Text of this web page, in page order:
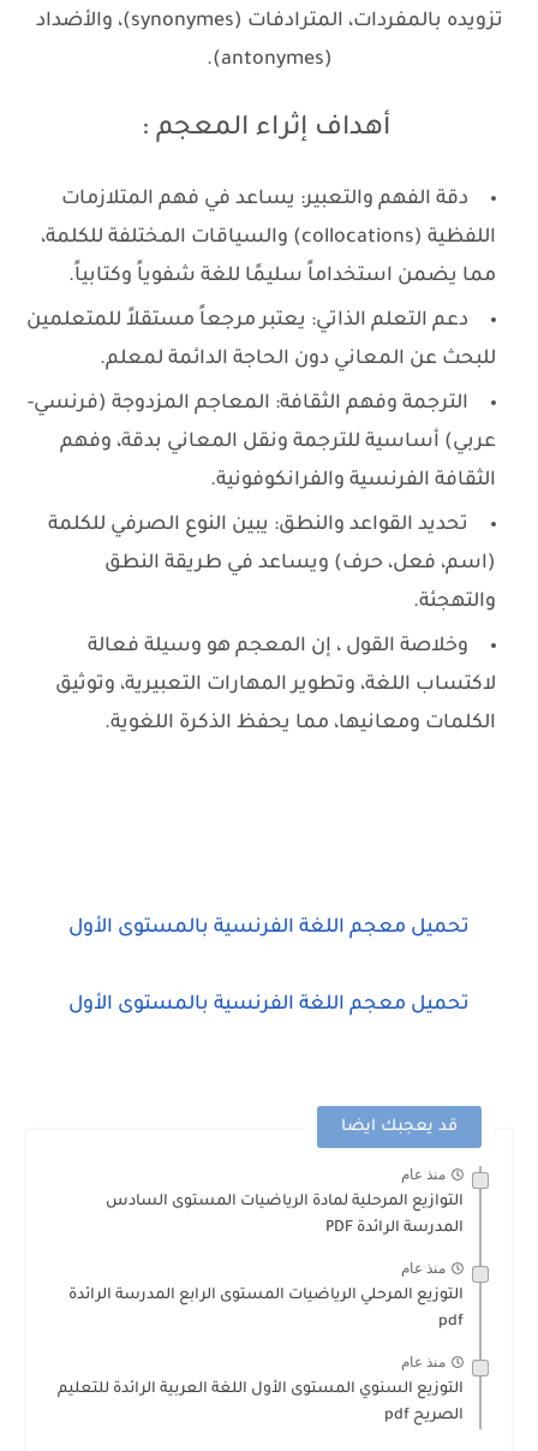
تزويده بالمفردات، المترادفات (synonymes)، والأضداد
(antonymes).
أهداف إثراء المعجم :
دقة الفهم والتعبير: يساعد في فهم المتلازمات
اللفظية (collocations) والسياقات المختلفة للكلمة،
مما يضمن استخداماً سليمًا للغة شفوياً وكتابياً.
دعم التعلم الذاتي: يعتبر مرجعاً مستقلاً للمتعلمين
للبحث عن المعاني دون الحاجة الدائمة لمعلم.
الترجمة وفهم الثقافة: المعاجم المزدوجة (فرنسي-
عربي) أساسية للترجمة ونقل المعاني بدقة، وفهم
الثقافة الفرنسية والفرانكوفونية.
تحديد القواعد والنطق: يبين النوع الصرفي للكلمة
(اسم، فعل، حرف) ويساعد في طريقة النطق
والتهجئة.
وخلاصة القول ، إن المعجم هو وسيلة فعالة
لاكتساب اللغة، وتطوير المهارات التعبيرية، وتوثيق
الكلمات ومعانيها، مما يحفظ الذكرة اللغوية.
تحميل معجم اللغة الفرنسية بالمستوى الأول
تحميل معجم اللغة الفرنسية بالمستوى الأول
قد يعجبك ايضا
منذ عام
التوازيع المرحلية لمادة الرياضيات المستوى السادس
المدرسة الرائدة PDF
منذ عام
التوزيع المرحلي الرياضيات المستوى الرابع المدرسة الرائدة
pdf
منذ عام
التوزيع السنوي المستوى الأول اللغة العربية الرائدة للتعليم
الصريح pdf